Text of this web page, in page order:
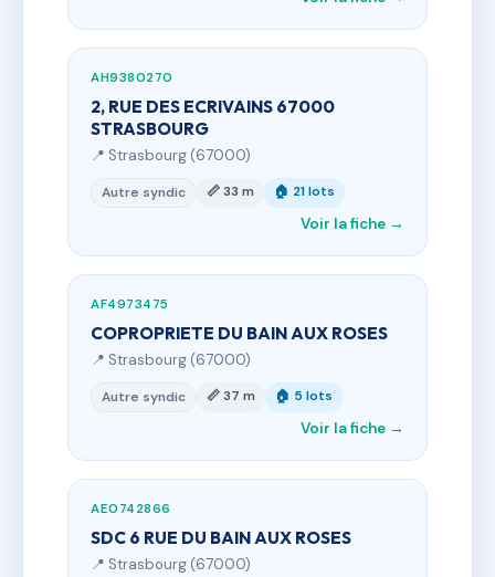
AH9380270
2, RUE DES ECRIVAINS 67000
STRASBOURG
📍 Strasbourg (67000)
Autre syndic 📏 33 m 🏠 21 lots
Voir la fiche →
AF4973475
COPROPRIETE DU BAIN AUX ROSES
📍 Strasbourg (67000)
Autre syndic 📏 37 m 🏠 5 lots
Voir la fiche →
AE0742866
SDC 6 RUE DU BAIN AUX ROSES
📍 Strasbourg (67000)